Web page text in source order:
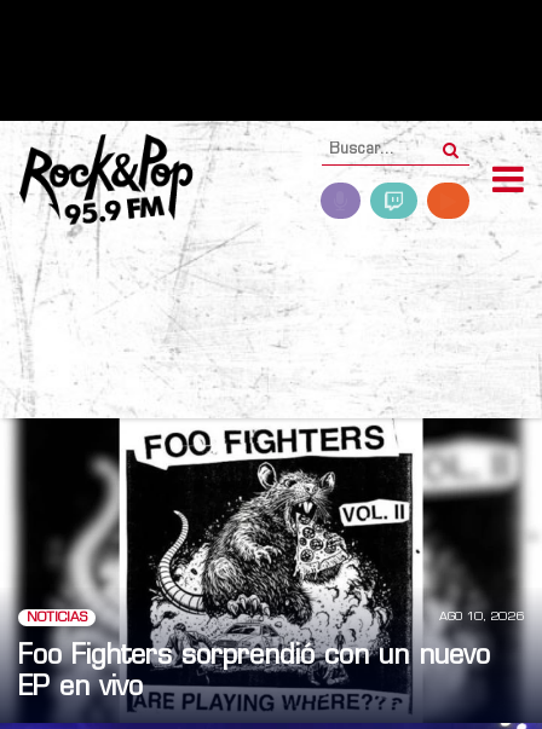
NOTICIAS AGO 10, 2026
Foo Fighters sorprendió con un nuevo
EP en vivo